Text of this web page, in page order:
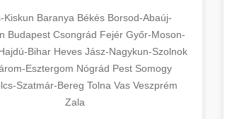
Kiskun Baranya Békés Borsod-Abaúj-
Budapest Csongrád Fejér Győr-Moson-
Bihar Heves Jász-Nagykun-Szolnok
Esztergom Nógrád Pest Somogy
Szatmár-Bereg Tolna Vas Veszprém
Zala